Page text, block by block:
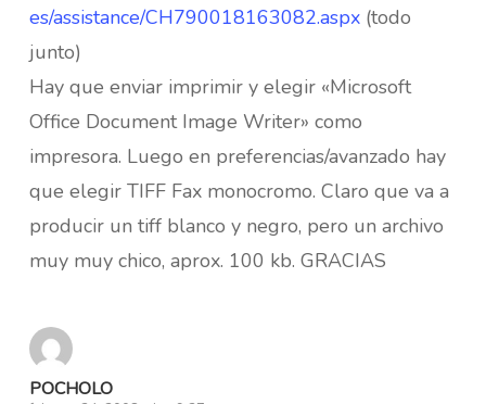
es/assistance/CH790018163082.aspx(todo
junto)
Hay que enviar imprimir y elegir «Microsoft
Office Document Image Writer» como
impresora. Luego en preferencias/avanzado hay
que elegir TIFF Fax monocromo. Claro que va a
producir un tiff blanco y negro, pero un archivo
muy muy chico, aprox. 100 kb. GRACIAS
POCHOLO